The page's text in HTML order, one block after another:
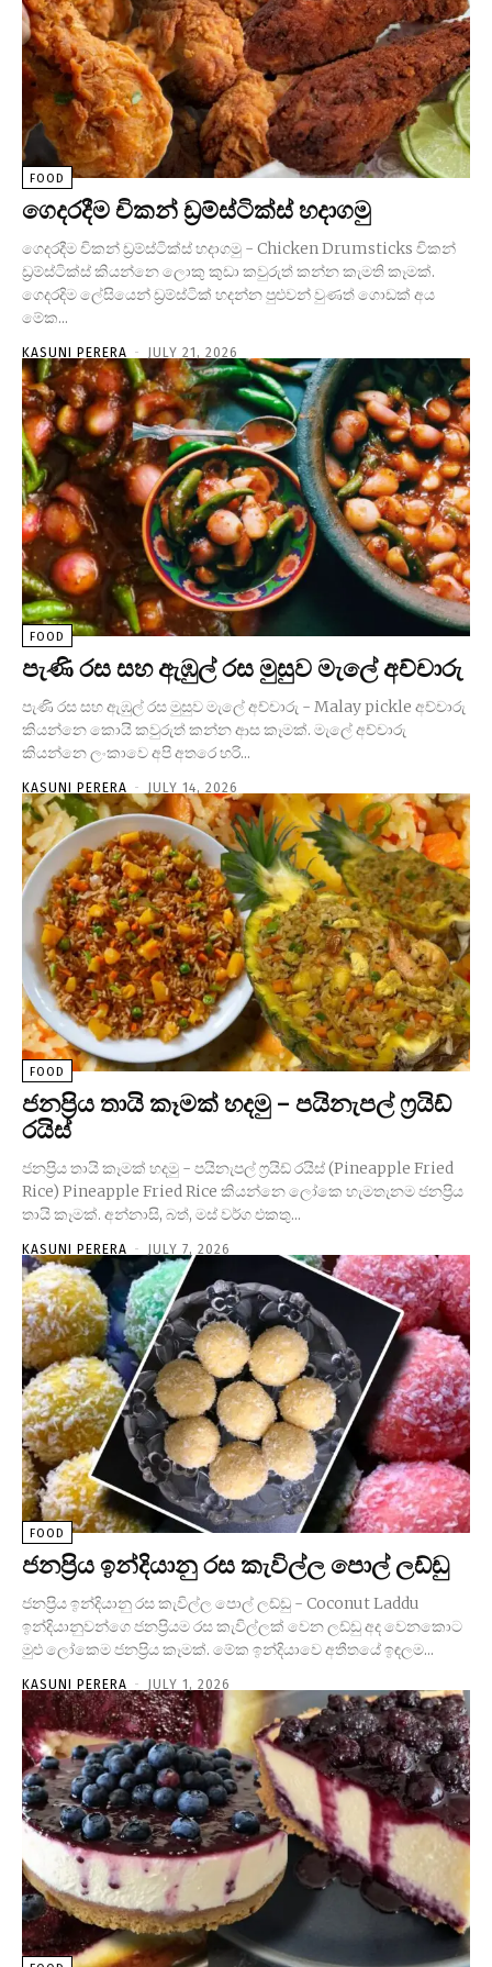
FOOD
ගෙදරදීම චිකන් ඩ්‍රම්ස්ටික්ස් හදාගමු
ගෙදරදීම චිකන් ඩ්‍රම්ස්ටික්ස් හදාගමු - Chicken Drumsticks චිකන්
ඩ්‍රම්ස්ටික්ස් කියන්නෙ ලොකු කුඩා කවුරුත් කන්න කැමති කෑමක්.
ගෙදරදිම ලේසියෙන් ඩ්‍රම්ස්ටික් හදන්න පුළුවන් වුණත් ගොඩක් අය
මේක...
KASUNI PERERA - JULY 21, 2026
FOOD
පැණි රස සහ ඇඹුල් රස මුසුව මැලේ අච්චාරු
පැණි රස සහ ඇඹුල් රස මුසුව මැලේ අච්චාරු - Malay pickle අච්චාරු
කියන්නෙ කොයි කවුරුත් කන්න ආස කෑමක්. මැලේ අච්චාරු
කියන්නෙ ලංකාවෙ අපි අතරෙ හරි...
KASUNI PERERA - JULY 14, 2026
FOOD
ජනප්‍රිය තායි කෑමක් හදමු – පයිනැපල් ෆ්‍රයිඩ්
රයිස්
ජනප්‍රිය තායි කෑමක් හදමු - පයිනැපල් ෆ්‍රයිඩ් රයිස් (Pineapple Fried
Rice) Pineapple Fried Rice කියන්නෙ ලෝකෙ හැමතැනම ජනප්‍රිය
තායි කෑමක්. අන්නාසි, බත්, මස් වර්ග එකතු...
KASUNI PERERA - JULY 7, 2026
FOOD
ජනප්‍රිය ඉන්දියානු රස කැවිල්ල පොල් ලඩ්ඩු
ජනප්‍රිය ඉන්දියානු රස කැවිල්ල පොල් ලඩ්ඩු - Coconut Laddu
ඉන්දියානුවන්ගෙ ජනප්‍රියම රස කැවිල්ලක් වෙන ලඩ්ඩු අද වෙනකොට
මුළු ලෝකෙම ජනප්‍රිය කෑමක්. මේක ඉන්දියාවෙ අතීතයේ ඉඳලම...
KASUNI PERERA - JULY 1, 2026